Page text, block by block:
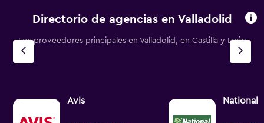
Directorio de agencias en Valladolid
Los proveedores principales en Valladolid, en Castilla y León
Avis National